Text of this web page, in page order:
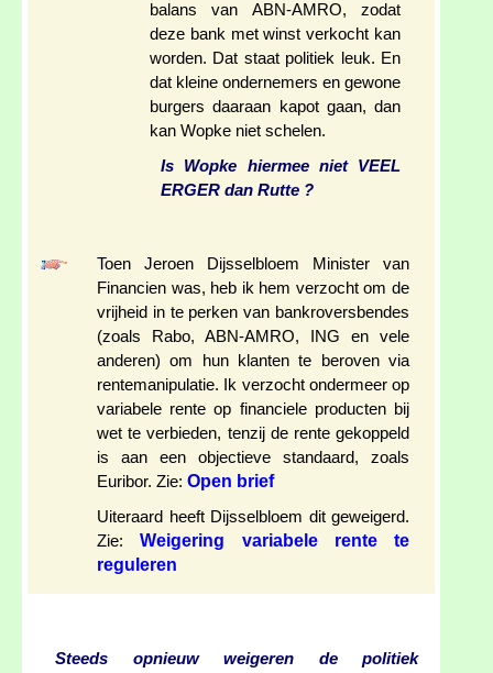
balans van ABN-AMRO, zodat
deze bank met winst verkocht kan
worden. Dat staat politiek leuk. En
dat kleine ondernemers en gewone
burgers daaraan kapot gaan, dan
kan Wopke niet schelen.
Is Wopke hiermee niet VEEL
ERGER dan Rutte ?
Toen Jeroen Dijsselbloem Minister van
Financien was, heb ik hem verzocht om de
vrijheid in te perken van bankroversbendes
(zoals Rabo, ABN-AMRO, ING en vele
anderen) om hun klanten te beroven via
rentemanipulatie. Ik verzocht ondermeer op
variabele rente op financiele producten bij
wet te verbieden, tenzij de rente gekoppeld
is aan een objectieve standaard, zoals
Euribor. Zie: Open brief
Uiteraard heeft Dijsselbloem dit geweigerd.
Zie:Weigering variabele rente te
reguleren
Steeds opnieuw weigeren de politiek